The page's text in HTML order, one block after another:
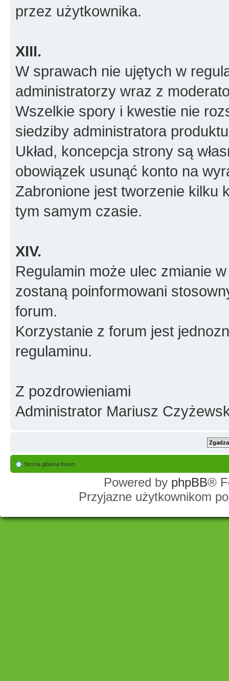
przez użytkownika.
XIII.
W sprawach nie ujętych w
administratorzy wraz z
Wszelkie spory i kwestie nie
siedziby administratora
Układ, koncepcja strony są
obowiązek usunąć konto na
Zabronione jest tworzenie kilku
tym samym czasie.
XIV.
Regulamin może ulec zmianie
zostaną poinformowani
forum.
Korzystanie z forum jest
regulaminu.
Z pozdrowieniami
Administrator Mariusz
Strona główna forum
Powered by phpBB®
Przyjazne użytkownikom